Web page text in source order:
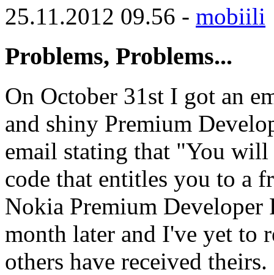
25.11.2012 09.56 - mobiili
Problems, Problems...
On October 31st I got an
and shiny Premium
email stating that "You will
code that entitles you to a
Nokia Premium Developer
month later and I've yet to
others have received theirs.